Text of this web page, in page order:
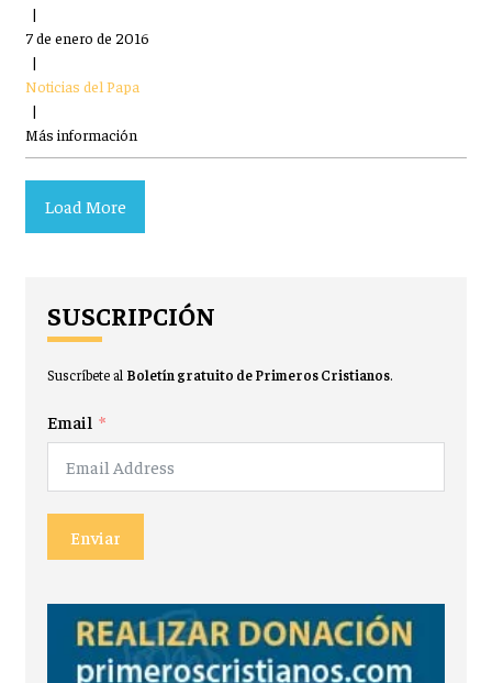
|
7 de enero de 2016
|
Noticias del Papa
|
Más información
Load More
SUSCRIPCIÓN
Suscríbete al Boletín gratuito de Primeros Cristianos.
Email
Enviar